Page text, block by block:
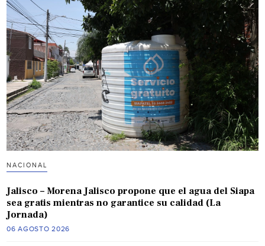
NACIONAL
Jalisco – Morena Jalisco propone que el agua del Siapa
sea gratis mientras no garantice su calidad (La
Jornada)
06 AGOSTO 2026